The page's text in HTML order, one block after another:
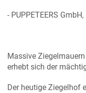
- PUPPETEERS GmbH,
Massive
erhebt sich der
Der heutige Ziegelhof